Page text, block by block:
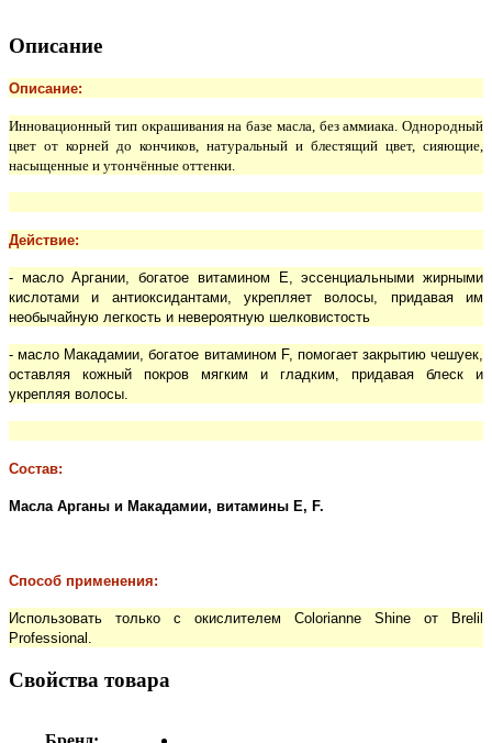
Описание
Описание:
Инновационный тип окрашивания на базе масла, без аммиака. Однородный
цвет от корней до кончиков, натуральный и блестящий цвет, сияющие,
насыщенные и утончённые оттенки.
Действие:
- масло Аргании, богатое витамином Е, эссенциальными жирными
кислотами и антиоксидантами, укрепляет волосы, придавая им
необычайную легкость и невероятную шелковистость
- масло Макадамии, богатое витамином F, помогает закрытию чешуек,
оставляя кожный покров мягким и гладким, придавая блеск и
укрепляя волосы.
Состав:
Масла Арганы и Макадамии, витамины Е, F.
Способ применения:
Использовать только с окислителем Colorianne Shine от Brelil
Professional.
Свойства товара